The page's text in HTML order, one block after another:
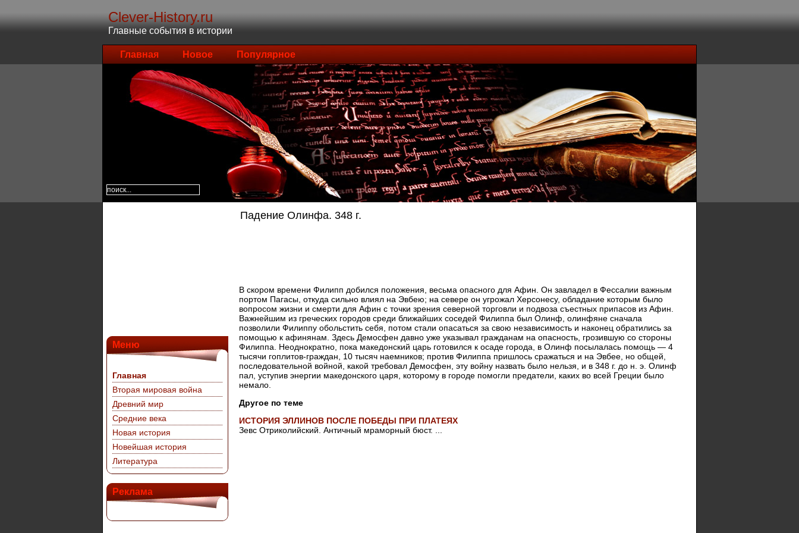
Clever-History.ru
Главные события в истории
Главная Новое Популярное
Меню
Главная
Вторая мировая война
Древний мир
Средние века
Новая история
Новейшая история
Литература
Реклама
Падение Олинфа. 348 г.
В скором времени Филипп добился положения, весьма опасного для Афин. Он завладел в Фессалии важным
портом Пагасы, откуда сильно влиял на Эвбею; на севере он угрожал Херсонесу, обладание которым было
вопросом жизни и смерти для Афин с точки зрения северной торговли и подвоза съестных припасов из Афин.
Важнейшим из греческих городов среди ближайших соседей Филиппа был Олинф, олинфяне сначала
позволили Филиппу обольстить себя, потом стали опасаться за свою независимость и наконец обратились за
помощью к афинянам. Здесь Демосфен давно уже указывал гражданам на опасность, грозившую со стороны
Филиппа. Неоднократно, пока македонский царь готовился к осаде города, в Олинф посылалась помощь — 4
тысячи гоплитов-граждан, 10 тысяч наемников; против Филиппа пришлось сражаться и на Эвбее, но общей,
последовательной войной, какой требовал Демосфен, эту войну назвать было нельзя, и в 348 г. до н. э. Олинф
пал, уступив энергии македонского царя, которому в городе помогли предатели, каких во всей Греции было
немало.
Другое по теме
ИСТОРИЯ ЭЛЛИНОВ ПОСЛЕ ПОБЕДЫ ПРИ ПЛАТЕЯХ
Зевс Отриколийский. Античный мраморный бюст. ...